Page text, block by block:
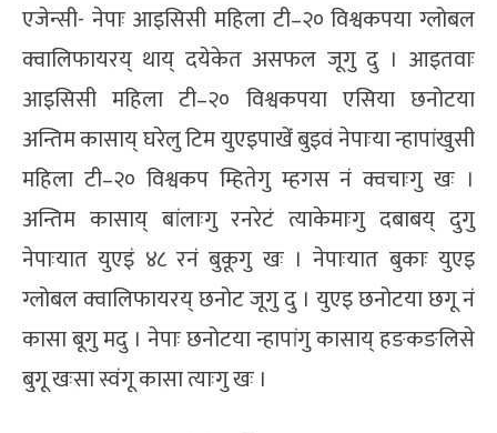
एजेन्सी- नेपाः आइसिसी महिला टी–२० विश्वकपया ग्लोबल
क्वालिफायरय् थाय् दयेकेत असफल जूगु दु । आइतवाः
आइसिसी महिला टी–२० विश्वकपया एसिया छनोटया
अन्तिम कासाय् घरेलु टिम युएइपाखेंं बुइवं नेपाःया न्हापांखुसी
महिला टी–२० विश्वकप म्हितेगु म्हगस नं क्वचाःगु खः ।
अन्तिम कासाय् बांलाःगु रनरेटं त्याकेमाःगु दबाबय् दुगु
नेपाःयात युएइं ४८ रनं बुकूगु खः । नेपाःयात बुकाः युएइ
ग्लोबल क्वालिफायरय् छनोट जूगु दु । युएइ छनोटया छगू नं
कासा बूगु मदु । नेपाः छनोटया न्हापांगु कासाय् हङकङलिसे
बुगू खःसा स्वंगू कासा त्याःगु खः ।